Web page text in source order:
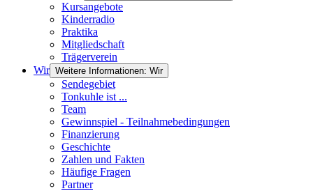
Kursangebote
Kinderradio
Praktika
Mitgliedschaft
Trägerverein
Wir Weitere Informationen: Wir
Sendegebiet
Tonkuhle ist ...
Team
Gewinnspiel - Teilnahmebedingungen
Finanzierung
Geschichte
Zahlen und Fakten
Häufige Fragen
Partner